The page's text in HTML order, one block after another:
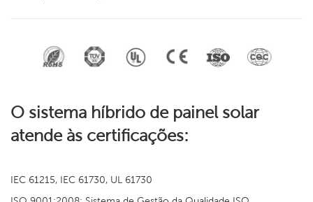
O sistema híbrido de painel solar
atende às certificações:
IEC 61215, IEC 61730, UL 61730